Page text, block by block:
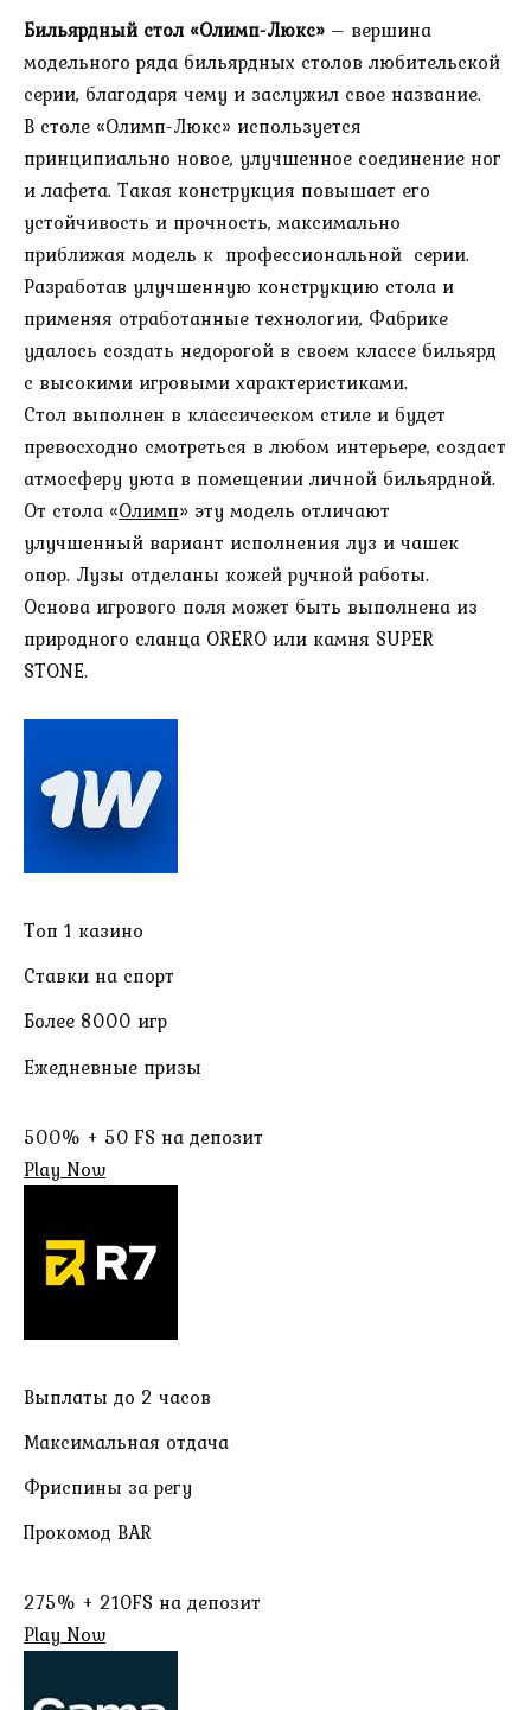
Бильярдный стол «Олимп-Люкс» – вершина
модельного ряда бильярдных столов любительской
серии, благодаря чему и заслужил свое название.
В столе «Олимп-Люкс» используется
принципиально новое, улучшенное соединение ног
и лафета. Такая конструкция повышает его
устойчивость и прочность, максимально
приближая модель к профессиональной серии.
Разработав улучшенную конструкцию стола и
применяя отработанные технологии, Фабрике
удалось создать недорогой в своем классе бильярд
с высокими игровыми характеристиками.
Стол выполнен в классическом стиле и будет
превосходно смотреться в любом интерьере, создаст
атмосферу уюта в помещении личной бильярдной.
От стола «Олимп» эту модель отличают
улучшенный вариант исполнения луз и чашек
опор. Лузы отделаны кожей ручной работы.
Основа игрового поля может быть выполнена из
природного сланца ORERO или камня SUPER
STONE.
Топ 1 казино
Ставки на спорт
Более 8000 игр
Ежедневные призы
500% + 50 FS на депозит
Play Now
Выплаты до 2 часов
Максимальная отдача
Фриспины за регу
Прокомод BAR
275% + 210FS на депозит
Play Now